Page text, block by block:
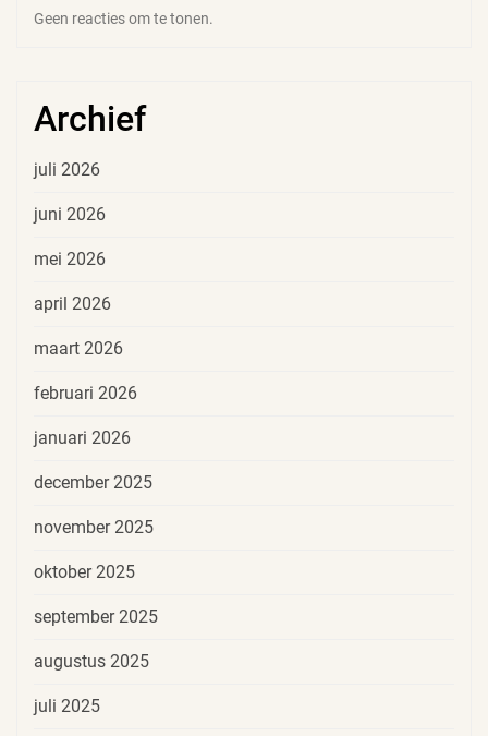
Geen reacties om te tonen.
Archief
juli 2026
juni 2026
mei 2026
april 2026
maart 2026
februari 2026
januari 2026
december 2025
november 2025
oktober 2025
september 2025
augustus 2025
juli 2025